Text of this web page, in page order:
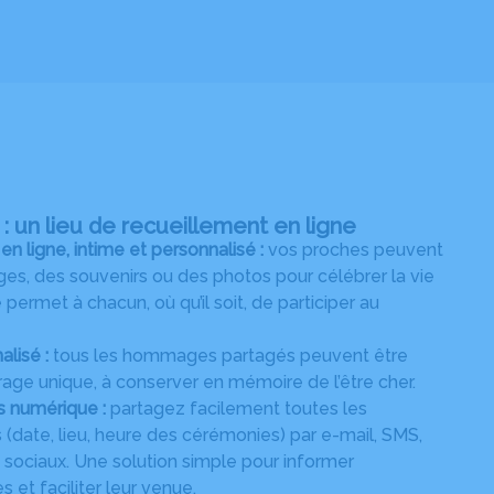
: un lieu de recueillement en ligne
ligne, intime et personnalisé : vos proches peuvent
des souvenirs ou des photos pour célébrer la vie
à chacun, où qu’il soit, de participer au
: tous les hommages partagés peuvent être
unique, à conserver en mémoire de l’être cher.
numérique : partagez facilement toutes les
lieu, heure des cérémonies) par e-mail, SMS,
Une solution simple pour informer
et faciliter leur venue.